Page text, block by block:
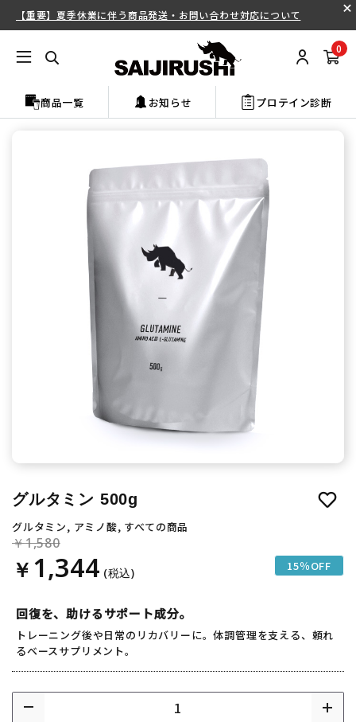
【重要】夏季休業に伴う商品発送・お問い合わせ対応について
0
商品一覧 お知らせ プロテイン診断
グルタミン 500g
グルタミン, アミノ酸, すべての商品
1,580
1,344 15％OFF
回復を、助けるサポート成分。
トレーニング後や日常のリカバリーに。体調管理を支える、頼れ
るベースサプリメント。